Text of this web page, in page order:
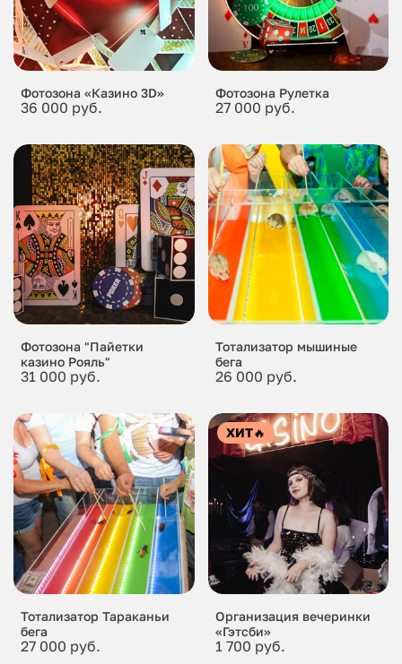
Фотозона «Казино 3D»
36 000 руб.
Фотозона Рулетка
27 000 руб.
Фотозона "Пайетки
казино Рояль"
31 000 руб.
Тотализатор мышиные
бега
26 000 руб.
Тотализатор Тараканьи
бега
27 000 руб.
ХИТ🔥
Организация вечеринки
«Гэтсби»
1 700 руб.